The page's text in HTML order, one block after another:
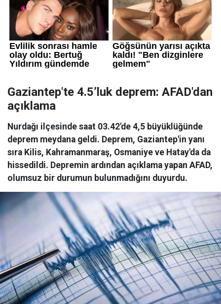
Gaziantep'te 4.5’luk deprem: AFAD'dan
açıklama
Nurdağı ilçesinde saat 03.42'de 4,5 büyüklüğünde
deprem meydana geldi. Deprem, Gaziantep'in yanı
sıra Kilis, Kahramanmaraş, Osmaniye ve Hatay'da da
hissedildi. Depremin ardından açıklama yapan AFAD,
olumsuz bir durumun bulunmadığını duyurdu.